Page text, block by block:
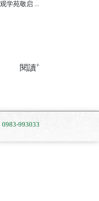
学苑敬启 ...
閱讀+
0983-993033